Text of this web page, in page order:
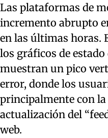
Las plataformas de
incremento abrupto
en las últimas horas.
los gráficos de
muestran un pico
error, donde los
principalmente con la
actualización del
web.